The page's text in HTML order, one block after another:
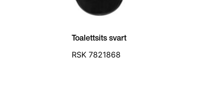
Toalettsits svart
RSK 7821868